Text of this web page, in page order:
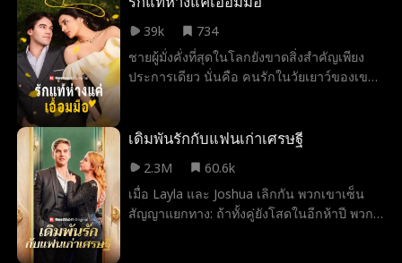
อีกครั้งเพื่อโอกาสรักครั้งที่สอง
39k
734
ชายผู้มั่งคั่งที่สุดในโลกยังขาดสิ่งสำคัญเพียง
ประการเดียว นั่นคือ คนรักในวัยเยาว์ของเขา
แท้จริงแล้วเธออยู่เคียงข้างเขามาโดยตลอด
สาวผู้ครองหัวใจของเขา แล้วเมื่อใดกันที่เขาจะ
ตระหนักได้ว่า เขาได้แต่งงานกับ “คู่ชีวิตที่แท้
จริง” ของตนไปแล้ว?
เดิมพันรักกับแฟนเก่าเศรษฐี
2.3M
60.6k
เมื่อ Layla และ Joshua เลิกกัน พวกเขาเซ็น
สัญญาแยกทาง: ถ้าทั้งคู่ยังโสดในอีกห้าปี พวก